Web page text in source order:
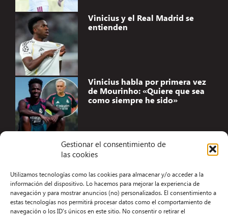
Gestionar el consentimiento de
las cookies
Utilizamos tecnologías como las cookies para almacenar y/o acceder a la
información del dispositivo. Lo hacemos para mejorar la experiencia de
navegación y para mostrar anuncios (no) personalizados. El consentimiento a
estas tecnologías nos permitirá procesar datos como el comportamiento de
navegación o los ID's únicos en este sitio. No consentir o retirar el
Vinicius y el Real Madrid se
entienden
Vinicius habla por primera vez
de Mourinho: «Quiere que sea
como siempre he sido»
Aviso Legal
Términos y condiciones